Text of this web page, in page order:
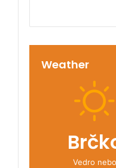
Weather
Vedro nebo